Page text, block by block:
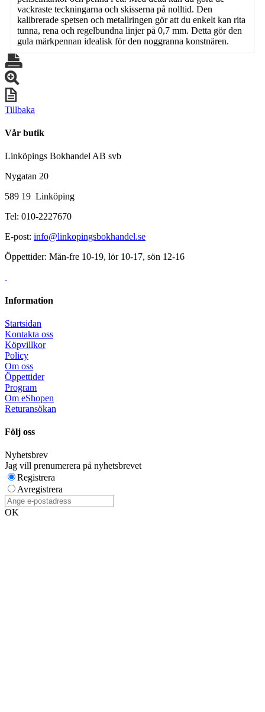
vackraste teckningarna och skisserna på nolltid. Den
kalibrerade spetsen och metallringen gör att du enkelt kan rita
tunna, rena och regelbundna linjer på 0,7 mm. Detta gör den
gula märkpennan idealisk för den noggranna konstnären.
Tillbaka
Vår butik
Linköpings Bokhandel AB svb
Nygatan 20
589 19 Linköping
Tel: 010-2227670
E-post: info@linkopingsbokhandel.se
Öppettider: Mån-fre 10-19, lör 10-17, sön 12-16
Information
Startsidan
Kontakta oss
Köpvillkor
Policy
Om oss
Öppettider
Program
Om eShopen
Returansökan
Följ oss
Nyhetsbrev
Jag vill prenumerera på nyhetsbrevet
Registrera
Avregistrera
OK